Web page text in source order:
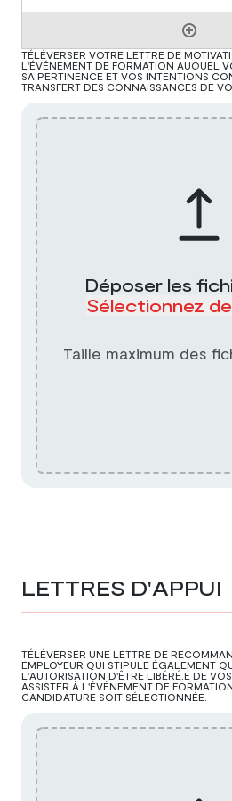
TÉLÉVERSER VOTRE LETTRE DE
L'ÉVÉNEMENT DE FORMATION AUQUEL
SA PERTINENCE ET VOS INTENTIONS
TRANSFERT DES CONNAISSANCES DE
Déposer les
Sélectionnez
Taille maximum des
LETTRES D'APPUI
TÉLÉVERSER UNE LETTRE DE
EMPLOYEUR QUI STIPULE ÉGALEMENT
L'AUTORISATION D'ÊTRE LIBÉRÉ.E DE
ASSISTER À L'ÉVÉNEMENT DE
CANDIDATURE SOIT SÉLECTIONNÉE.